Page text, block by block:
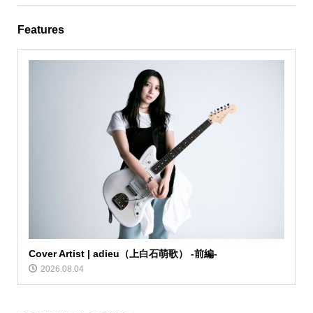
Features
Cover Artist | adieu（上白石萌歌） -前編-
2026.08.04